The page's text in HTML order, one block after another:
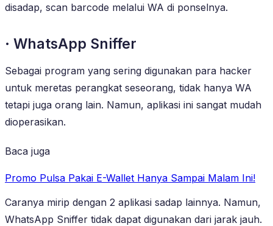
disadap, scan barcode melalui WA di ponselnya.
· WhatsApp Sniffer
Sebagai program yang sering digunakan para hacker
untuk meretas perangkat seseorang, tidak hanya WA
tetapi juga orang lain. Namun, aplikasi ini sangat mudah
dioperasikan.
Baca juga
Promo Pulsa Pakai E-Wallet Hanya Sampai Malam Ini!
Caranya mirip dengan 2 aplikasi sadap lainnya. Namun,
WhatsApp Sniffer tidak dapat digunakan dari jarak jauh.